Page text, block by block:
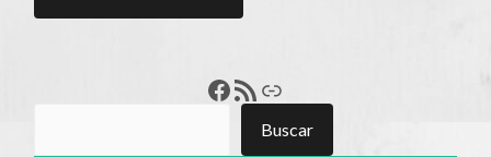
Francisco Pérez
Feed RSSEnlace
Buscar